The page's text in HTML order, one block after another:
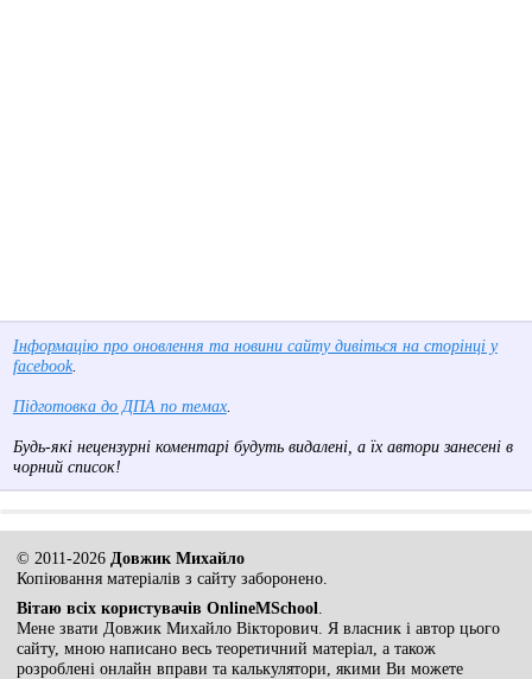
Інформацію про оновлення та новини сайту дивіться на сторінці у
facebook.
Підготовка до ДПА по темах.
Будь-які нецензурні коментарі будуть видалені, а їх автори занесені в
чорний список!
© 2011-2026 Довжик Михайло
Копіювання матеріалів з сайту заборонено.
Вітаю всіх користувачів OnlineMSchool
Мене звати Довжик Михайло Вікторович. Я власник і автор цього
сайту, мною написано весь теоретичний матеріал, а також
розроблені онлайн вправи та калькулятори, якими Ви можете